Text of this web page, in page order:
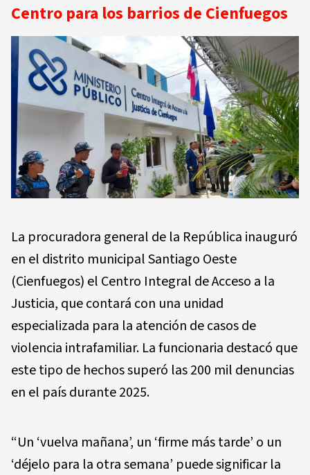
Centro para los barrios de Cienfuegos
La procuradora general de la República inauguró
en el distrito municipal Santiago Oeste
(Cienfuegos) el Centro Integral de Acceso a la
Justicia, que contará con una unidad
especializada para la atención de casos de
violencia intrafamiliar. La funcionaria destacó que
este tipo de hechos superó las 200 mil denuncias
en el país durante 2025.
“Un ‘vuelva mañana’, un ‘firme más tarde’ o un
‘déjelo para la otra semana’ puede significar la